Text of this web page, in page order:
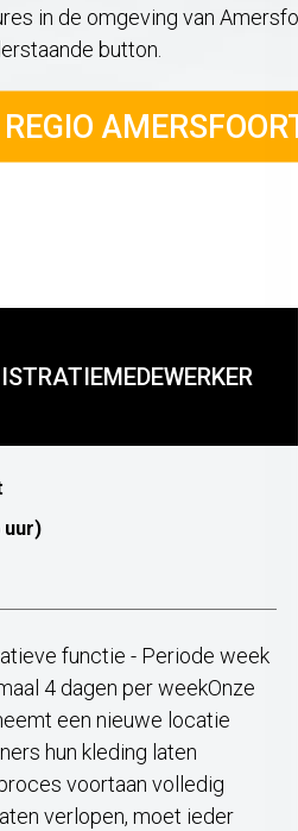
in de omgeving van
button.
uur)
functie - Periode week
4 dagen per weekOnze
een nieuwe locatie
hun kleding laten
voortaan volledig
verlopen, moet ieder